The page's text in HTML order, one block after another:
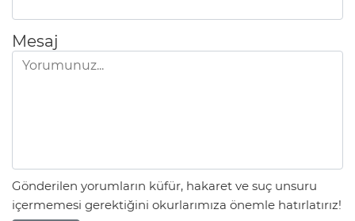
Mesaj
Gönderilen yorumların küfür, hakaret ve suç unsuru
içermemesi gerektiğini okurlarımıza önemle hatırlatırız!